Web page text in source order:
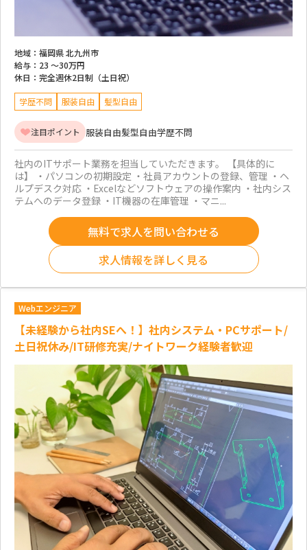
地域： 福岡県 北九州市
給与： 23 ～30万円
休日： 完全週休2日制（土日祝）
学歴不問 服装自由 髪型自由
注目ポイント 服装自由髪型自由学歴不問
社内のITサポート業務を担当していただきます。 【具体的に
は】 ・パソコンの初期設定 ・社員アカウントの登録、管理 ・ヘ
ルプデスク対応 ・Excelなどソフトウェアの操作案内 ・社内シス
テムへのデータ登録 ・IT機器の在庫管理 ・マニ...
無料で求人を問い合わせる
求人情報を詳しく見る
Webエンジニア
【未経験から社内SEへ！】社内システム・PCサポート/
土日祝休み/IT研修充実/ナイトワーク経験者歓迎